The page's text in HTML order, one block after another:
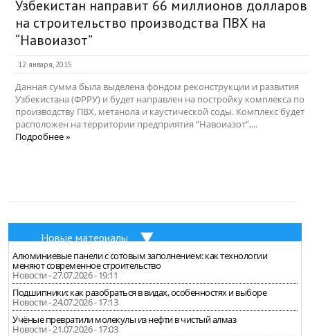
Узбекистан направит 66 миллионов долларов
на строительство производства ПВХ на
“Навоиазот”
12 января, 2015
Данная сумма была выделена фондом реконструкции и развития
Узбекистана (ФРРУ) и будет направлен на постройку комплекса по
производству ПВХ, метанола и каустической соды. Комплекс будет
расположен на территории предприятия “Навоиазот”,...
Подробнее »
Новые материалы
Алюминиевые панели с сотовым заполнением: как технологии
меняют современное строительство
Новости - 27.07.2026 - 19:11
Подшипники: как разобраться в видах, особенностях и выборе
Новости - 24.07.2026 - 17:13
Учёные превратили молекулы из нефти в чистый алмаз
Новости - 21.07.2026 - 17:03